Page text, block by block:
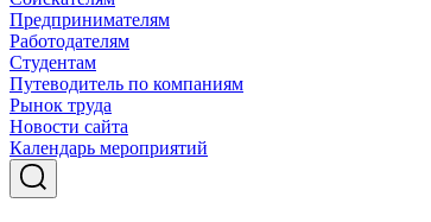
Предпринимателям
Работодателям
Студентам
Путеводитель по компаниям
Рынок труда
Новости сайта
Календарь мероприятий